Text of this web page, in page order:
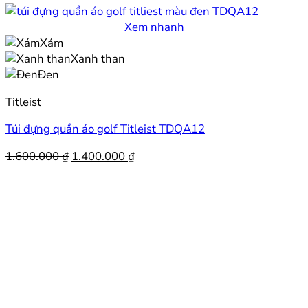
Xem nhanh
Xám
Xanh than
Đen
Titleist
Túi đựng quần áo golf Titleist TDQA12
1.600.000₫ Giá
1.400.000 ₫Giá